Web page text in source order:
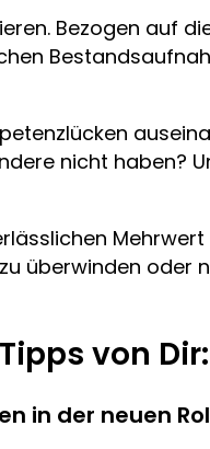
Bezogen auf
nicht haben?
überwinden oder
von Dir:
in der neuen